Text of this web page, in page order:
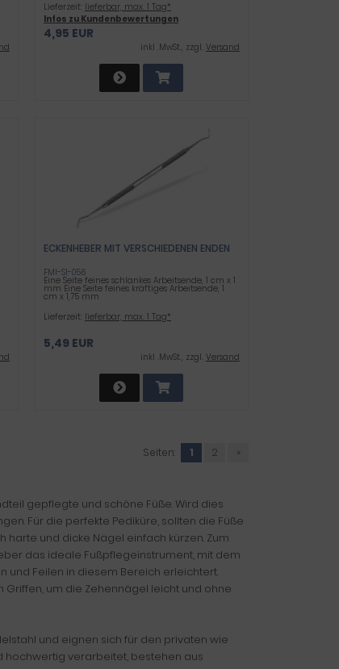
Lieferzeit: lieferbar, max. 1 Tag*
Infos zu Kundenbewertungen
4,95 EUR
inkl .MwSt., zzgl. Versand
ECKENHEBER MIT VERSCHIEDENEN ENDEN
FMI-SI-056
Eine Seite feines schlankes Arbeitsende, 1 cm x 1
mm Eine Seite feines kräftiges Arbeitsende, 1
cm x 1,75 mm
Lieferzeit: lieferbar, max. 1 Tag*
5,49 EUR
inkl .MwSt., zzgl. Versand
Seiten: 1 2 »
gepflegte und schöne Füße. Wird dies
Für die perfekte Pediküre, sollten die Füße
und dicke Nägel einfach kürzen. Zum
das ideale Fußpflegeinstrument, mit dem
und Feilen in diesem Bereich erleichtert.
um die Zehennägel leicht und ohne
und eignen sich für den privaten wie
hochwertig verarbeitet, bestehen aus